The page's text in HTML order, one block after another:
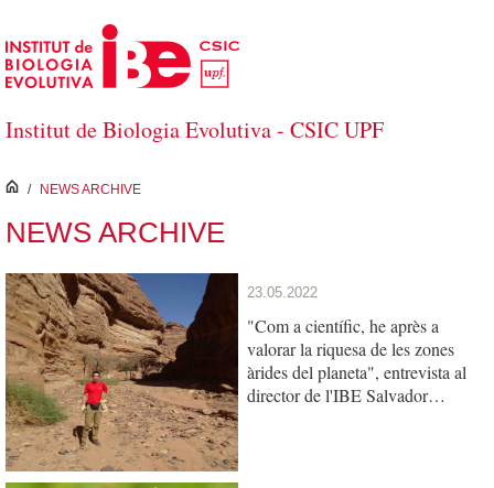
Skip to Main Content
Institut de Biologia Evolutiva - CSIC UPF
inici
/ NEWS ARCHIVE
NEWS ARCHIVE
23.05.2022
"Com a científic, he après a
valorar la riquesa de les zones
àrides del planeta", entrevista al
director de l'IBE Salvador